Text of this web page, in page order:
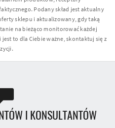
Podany skład jest aktualny
sklepu i aktualizowany, gdy taką
na bieżąco monitorować każdej
to dla Ciebie ważne, skontaktuj się z
I KONSULTANTÓW